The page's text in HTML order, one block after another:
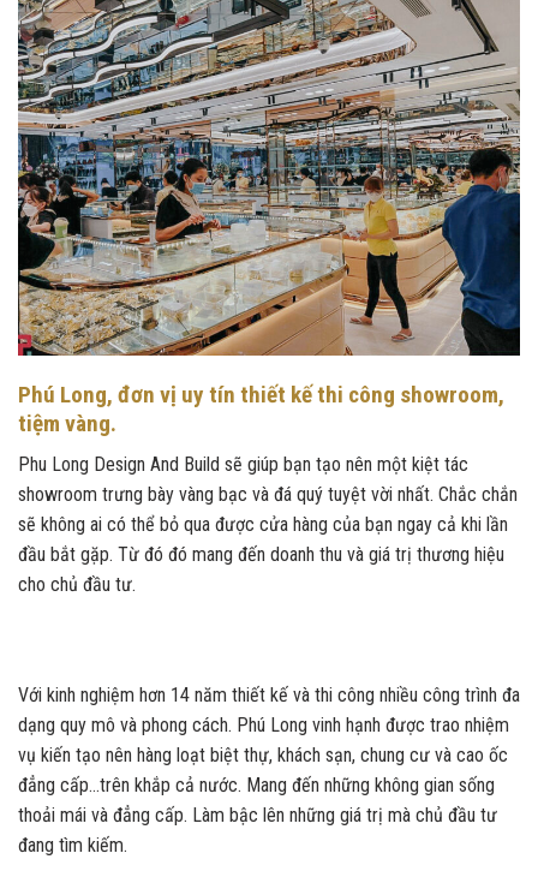
Phú Long, đơn vị uy tín thiết kế thi công showroom,
tiệm vàng.
Phu Long Design And Build sẽ giúp bạn tạo nên một kiệt tác
showroom trưng bày vàng bạc và đá quý tuyệt vời nhất. Chắc chắn
sẽ không ai có thể bỏ qua được cửa hàng của bạn ngay cả khi lần
đầu bắt gặp. Từ đó đó mang đến doanh thu và giá trị thương hiệu
cho chủ đầu tư.
Với kinh nghiệm hơn 14 năm thiết kế và thi công nhiều công trình đa
dạng quy mô và phong cách. Phú Long vinh hạnh được trao nhiệm
vụ kiến tạo nên hàng loạt biệt thự, khách sạn, chung cư và cao ốc
đẳng cấp…trên khắp cả nước. Mang đến những không gian sống
thoải mái và đẳng cấp. Làm bậc lên những giá trị mà chủ đầu tư
đang tìm kiếm.